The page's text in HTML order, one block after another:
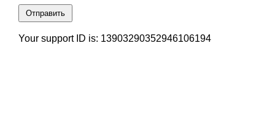
Отправить
Your support ID is: 13903290352946106194